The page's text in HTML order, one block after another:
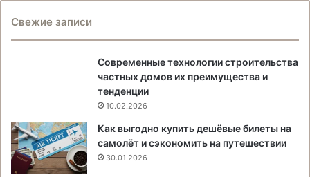
Свежие записи
Современные технологии строительства
частных домов их преимущества и
тенденции
10.02.2026
Как выгодно купить дешёвые билеты на
самолёт и сэкономить на путешествии
30.01.2026